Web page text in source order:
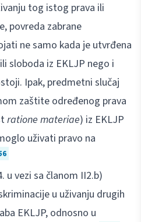
tog istog prava ili
povreda zabrane
ne samo kada je utvrđena
sloboda iz EKLJP nego i
Ipak, predmetni slučaj
zaštite određenog prava
ratione materiae) iz EKLJP
uživati pravo na
u vezi sa članom II2.b)
u uživanju drugih
EKLJP, odnosno u